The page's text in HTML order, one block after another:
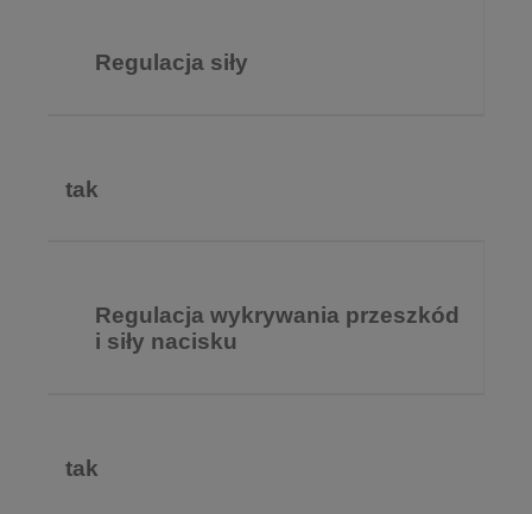
Regulacja siły
tak
Regulacja wykrywania przeszkód
i siły nacisku
tak